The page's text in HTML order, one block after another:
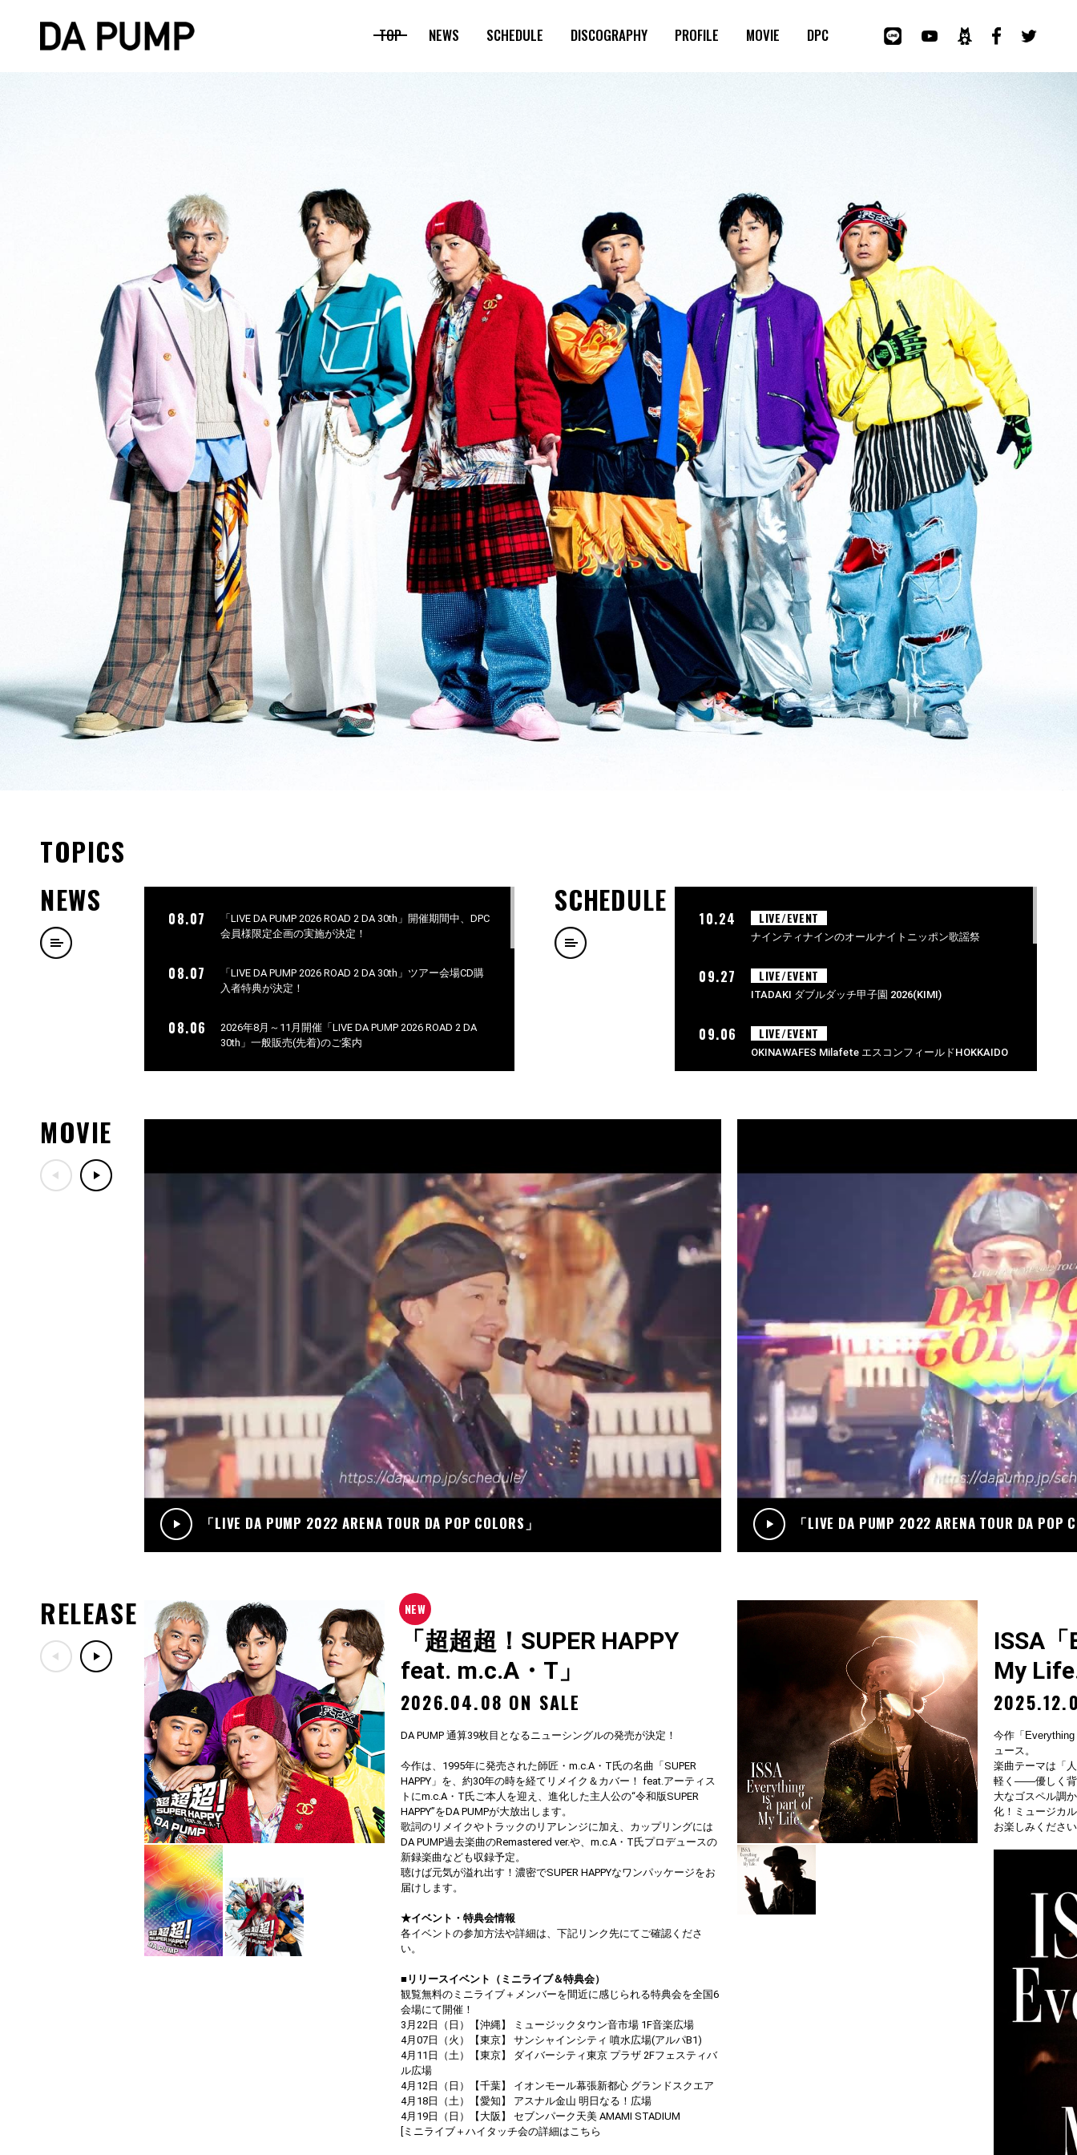
TOP NEWS SCHEDULE DISCOGRAPHY PROFILE MOVIE DPC
TOPICS
NEWS
08.07
「LIVE DA PUMP 2026 ROAD 2 DA 30th」開催期間中、DPC
会員様限定企画の実施が決定！
08.07
「LIVE DA PUMP 2026 ROAD 2 DA 30th」ツアー会場CD購
入者特典が決定！
08.06
2026年8月～11月開催「LIVE DA PUMP 2026 ROAD 2 DA
30th」一般販売(先着)のご案内
08.01
「LIVE DA PUMP 2026 ROAD 2 DA 30th」11月27日(金)神奈
「LIVE DA PUMP 2026 ROAD 2 DA 30th」オフィシャルグ
7/30(木)DA PUMPファンクラブ“DPC”会員限定生配信決
「LIVE DA PUMP 2026 ROAD 2 DA 30th」ドキュメンタリ
10/24(土)開催「ナインティナインのオールナイトニッポ
07.06 7/18(土)TBS「音楽の日2026」出演決定！
SCHEDULE
10.24 LIVE/EVENT
ナインティナインのオールナイトニッポン歌謡祭
09.27 LIVE/EVENT
ITADAKI ダブルダッチ甲子園 2026(KIMI)
09.06 LIVE/EVENT
OKINAWAFES Milafete エスコンフィールドHOKKAIDO
07.26 RADIO
サンデーradio 調子 do～yo！！(KIMI/U-YEAH)
07.23
MAGAZINE
スペシャルブック『世界館』(KENZO)
07.19 RADIO
サンデーradio 調子 do～yo！！(KIMI/U-YEAH)
07.12 RADIO
サンデーradio 調子 do～yo！！(KIMI/U-YEAH)
MOVIE
「LIVE DA PUMP 2022 ARENA TOUR DA POP COLORS」 「LIVE DA PUMP 2022 ARENA TOUR DA POP
RELEASE
「超超超！SUPER HAPPY
feat. m.c.A・T」
2026.04.08 ON SALE
DA PUMP 通算39枚目となるニューシングルの発売が決定！
今作は、1995年に発売された師匠・m.c.A・T氏の名曲「SUPER
HAPPY」を、約30年の時を経てリメイク＆カバー！ feat.アーティス
トにm.c.A・T氏ご本人を迎え、進化した主人公の“令和版SUPER
HAPPY”をDA PUMPが大放出します。
歌詞のリメイクやトラックのリアレンジに加え、カップリングには
DA PUMP過去楽曲のRemastered ver.や、m.c.A・T氏プロデュースの
新録楽曲なども収録予定。
聴けば元気が溢れ出す！濃密でSUPER HAPPYなワンパッケージをお
届けします。
★イベント・特典会情報
各イベントの参加方法や詳細は、下記リンク先にてご確認くださ
い。
■リリースイベント（ミニライブ＆特典会）
観覧無料のミニライブ＋メンバーを間近に感じられる特典会を全国6
会場にて開催！
3月22日（日）【沖縄】 ミュージックタウン音市場 1F音楽広場
4月07日（火）【東京】 サンシャインシティ 噴水広場(アルパB1)
4月11日（土）【東京】 ダイバーシティ東京 プラザ 2Fフェスティバ
ル広場
4月12日（日）【千葉】 イオンモール幕張新都心 グランドスクエア
4月18日（土）【愛知】 アスナル金山 明日なる！広場
4月19日（日）【大阪】 セブンパーク天美 AMAMI STADIUM
[ミニライブ＋ハイタッチ会の詳細はこちら
ISSA
My
今作「
ュース。
楽曲テーマは「
軽く——優しく背
大なゴスペル調
化！ミュージカ
お楽しみくださ